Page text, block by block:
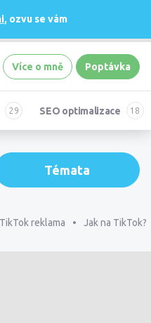
, ozvu se vám
Více o mně
Poptávka
SEO optimalizace
TikTok reklama Jak na TikTok?
Témata